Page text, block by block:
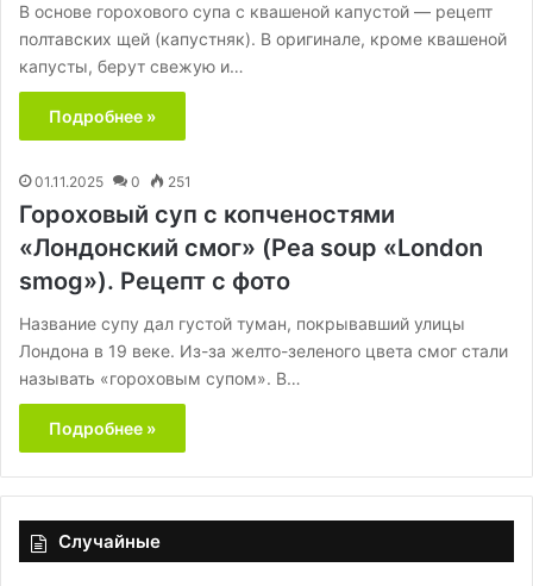
В основе горохового супа с квашеной капустой — рецепт
полтавских щей (капустняк). В оригинале, кроме квашеной
капусты, берут свежую и…
Подробнее »
01.11.2025 0 251
Гороховый суп с копченостями
«Лондонский смог» (Pea soup «London
smog»). Рецепт с фото
Название супу дал густой туман, покрывавший улицы
Лондона в 19 веке. Из-за желто-зеленого цвета смог стали
называть «гороховым супом». В…
Подробнее »
Случайные